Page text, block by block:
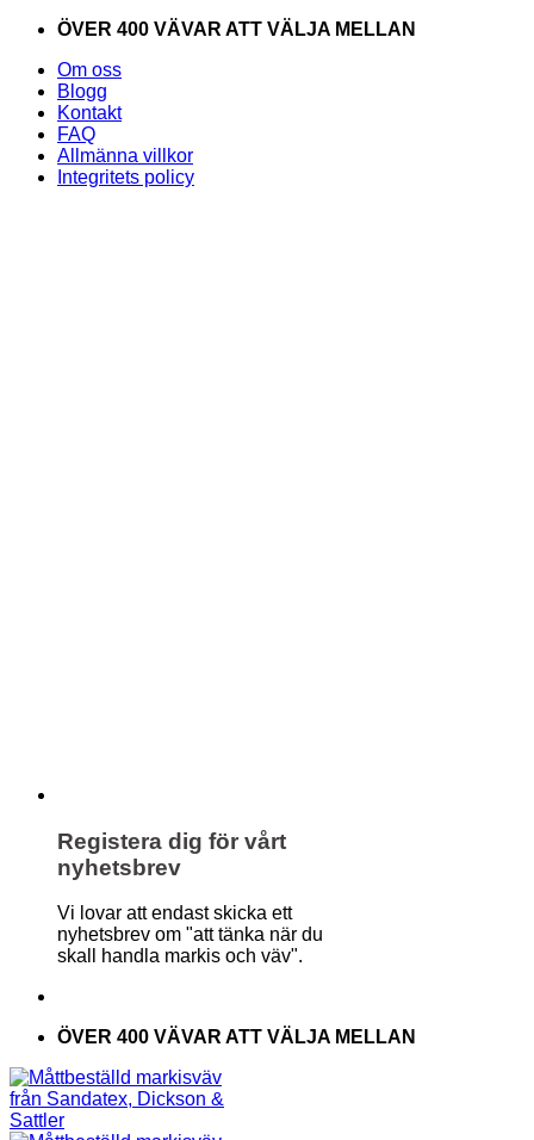
Skip
content
ÖVER 400 VÄVAR ATT VÄLJA MELLAN
Om oss
Blogg
Kontakt
FAQ
Allmänna villkor
Integritets policy
Registera dig för vårt
nyhetsbrev
Vi lovar att endast skicka ett
nyhetsbrev om "att tänka när du
skall handla markis och väv".
ÖVER 400 VÄVAR ATT VÄLJA MELLAN